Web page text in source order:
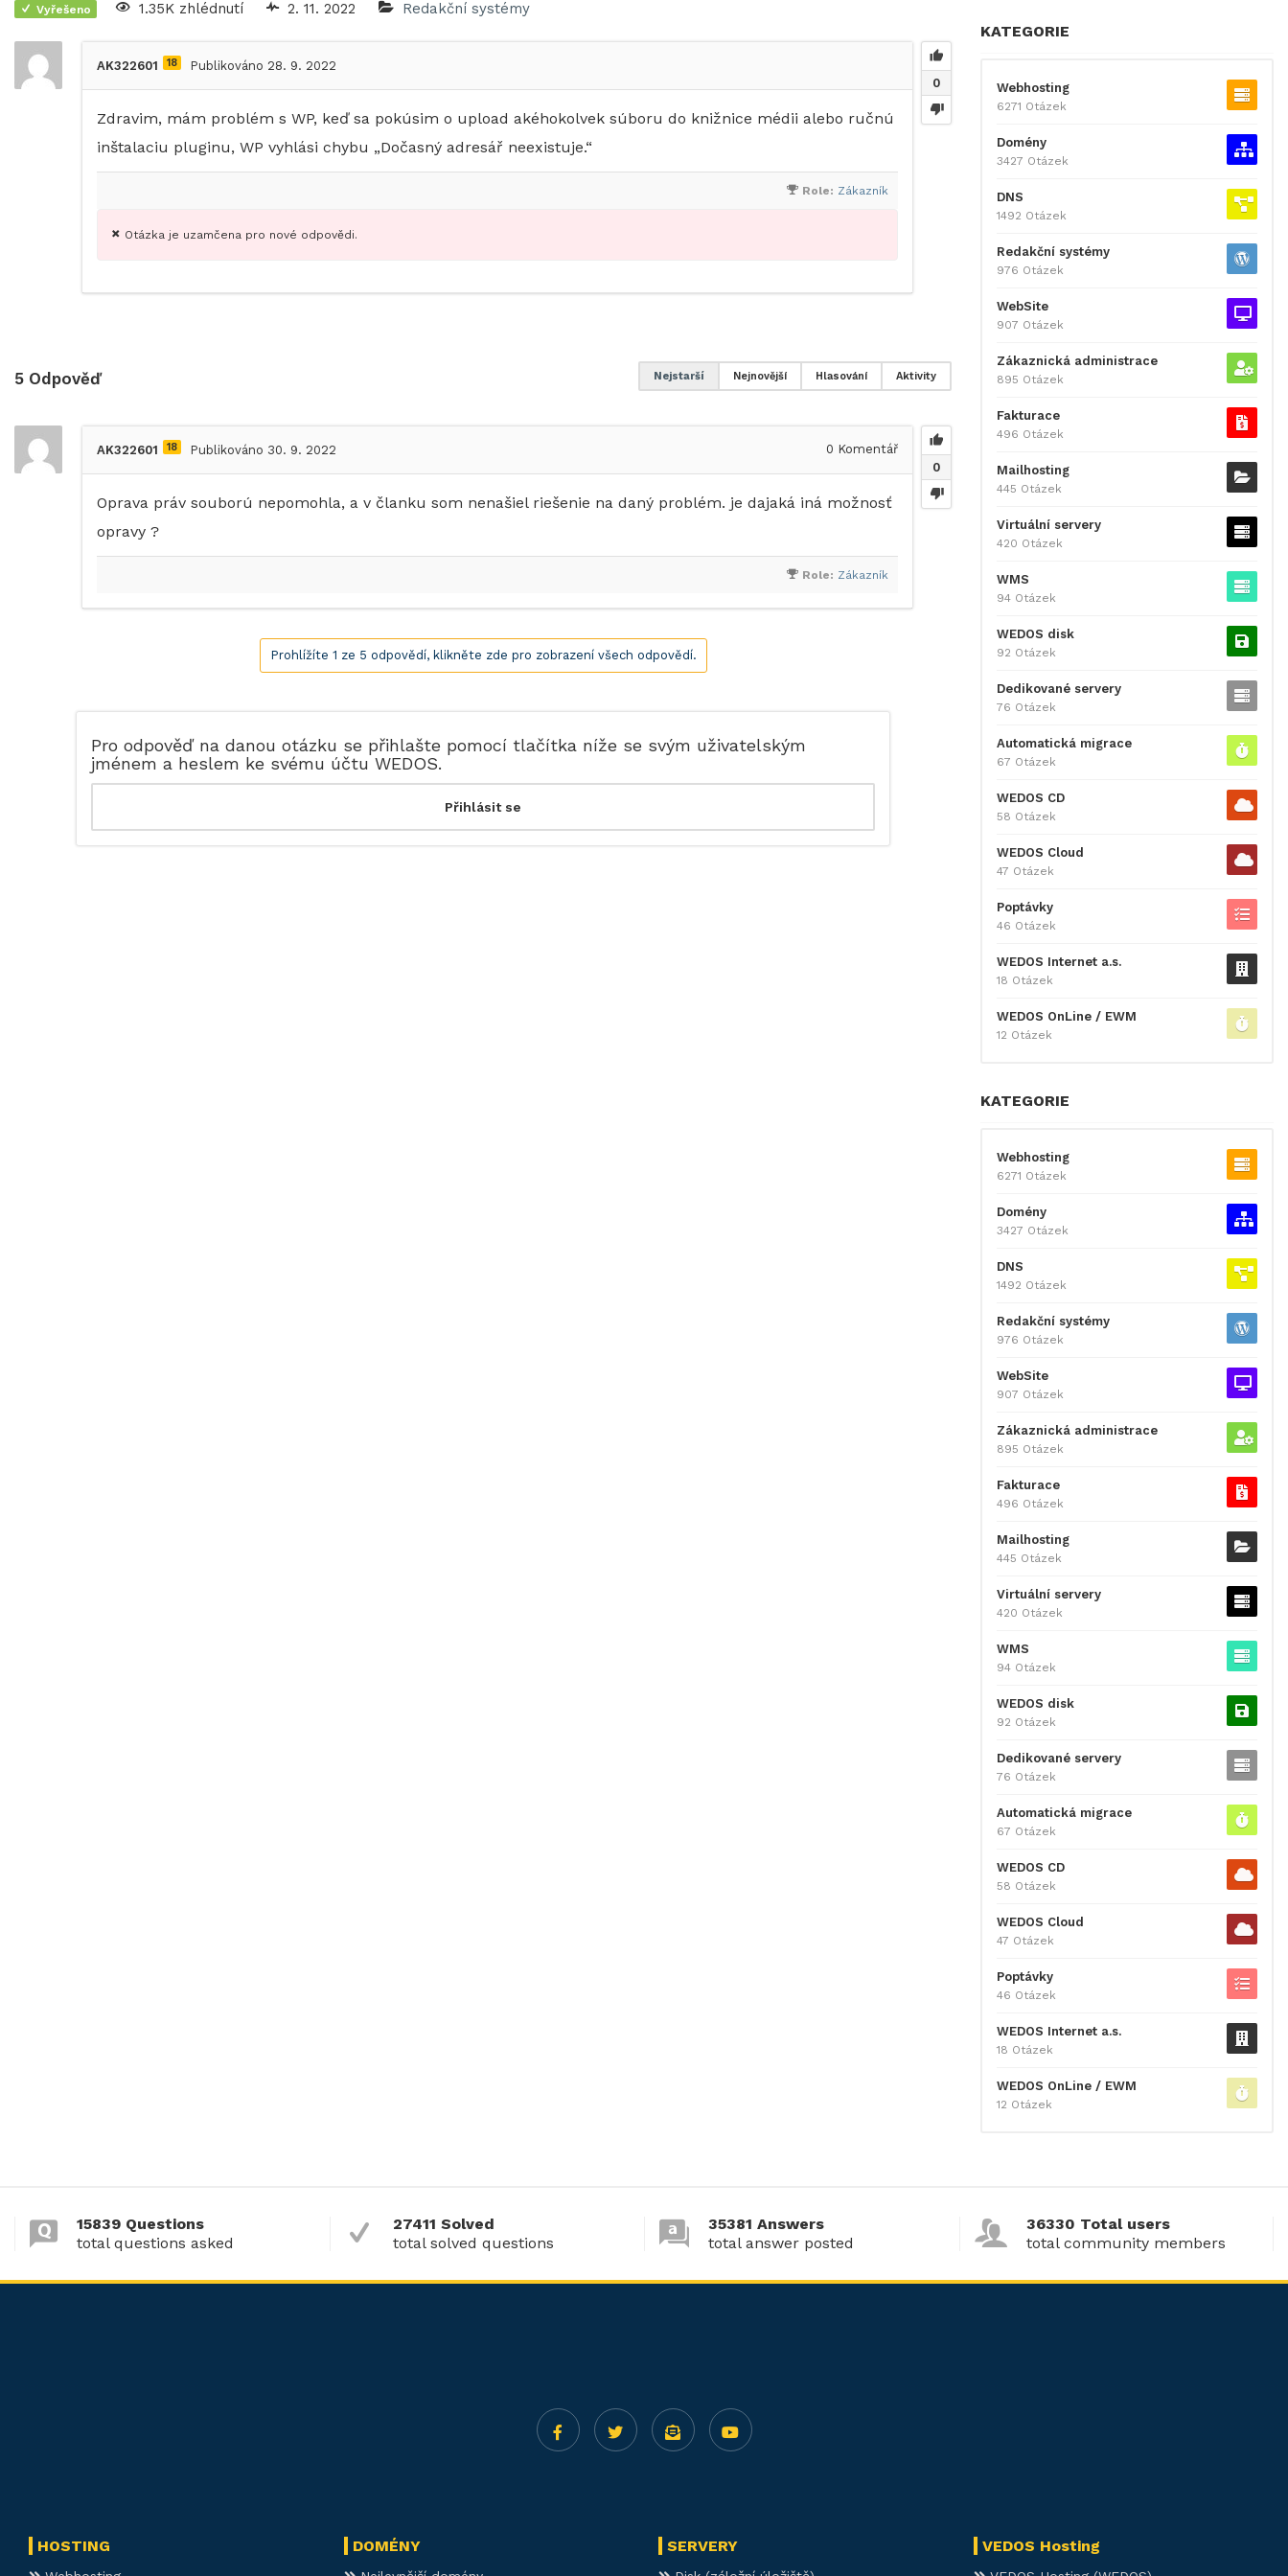
Vyřešeno 1.35K zhlédnutí 2. 11. 2022 Redakční systémy
0
AK322601 18 Publikováno 28. 9. 2022
Zdravim, mám problém s WP, keď sa pokúsim o upload akéhokolvek súboru do knižnice médii alebo ručnú
inštalaciu pluginu, WP vyhlási chybu „Dočasný adresář neexistuje.“
Role: Zákazník
Otázka je uzamčena pro nové odpovědi.
5 Odpověď Aktivity
Hlasování
Nejnovější
Nejstarší
0
AK322601 18 Publikováno 30. 9. 2022 0 Komentář
Oprava práv souború nepomohla, a v članku som nenašiel riešenie na daný problém. je dajaká iná možnosť
opravy ?
Role: Zákazník
Prohlížíte 1 ze 5 odpovědí, klikněte zde pro zobrazení všech odpovědí.
Pro odpověď na danou otázku se přihlašte pomocí tlačítka níže se svým uživatelským
jménem a heslem ke svému účtu WEDOS.
KATEGORIE
Webhosting
6271 Otázek
Domény
3427 Otázek
DNS
1492 Otázek
Redakční systémy
976 Otázek
WebSite
907 Otázek
Zákaznická administrace
895 Otázek
Fakturace
496 Otázek
Mailhosting
445 Otázek
Virtuální servery
420 Otázek
WMS
94 Otázek
WEDOS disk
92 Otázek
Dedikované servery
76 Otázek
Automatická migrace
67 Otázek
WEDOS CD
58 Otázek
WEDOS Cloud
47 Otázek
Poptávky
46 Otázek
WEDOS Internet a.s.
18 Otázek
WEDOS OnLine / EWM
12 Otázek
KATEGORIE
Webhosting
6271 Otázek
Domény
3427 Otázek
DNS
1492 Otázek
Redakční systémy
976 Otázek
WebSite
907 Otázek
Zákaznická administrace
895 Otázek
Fakturace
496 Otázek
Mailhosting
445 Otázek
Virtuální servery
420 Otázek
WMS
94 Otázek
WEDOS disk
92 Otázek
Dedikované servery
76 Otázek
Automatická migrace
67 Otázek
WEDOS CD
58 Otázek
WEDOS Cloud
47 Otázek
Poptávky
46 Otázek
WEDOS Internet a.s.
18 Otázek
WEDOS OnLine / EWM
12 Otázek
15839 Questions
total questions asked
27411 Solved
total solved questions
35381 Answers
total answer posted
36330 Total users
total community members
HOSTING DOMÉNY SERVERY VEDOS Hosting